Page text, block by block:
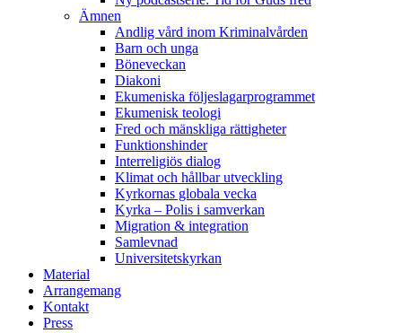
Ämnen
Andlig vård inom Kriminalvården
Barn och unga
Böneveckan
Diakoni
Ekumeniska följeslagarprogrammet
Ekumenisk teologi
Fred och mänskliga rättigheter
Funktionshinder
Interreligiös dialog
Klimat och hållbar utveckling
Kyrkornas globala vecka
Kyrka – Polis i samverkan
Migration & integration
Samlevnad
Universitetskyrkan
Material
Arrangemang
Kontakt
Press